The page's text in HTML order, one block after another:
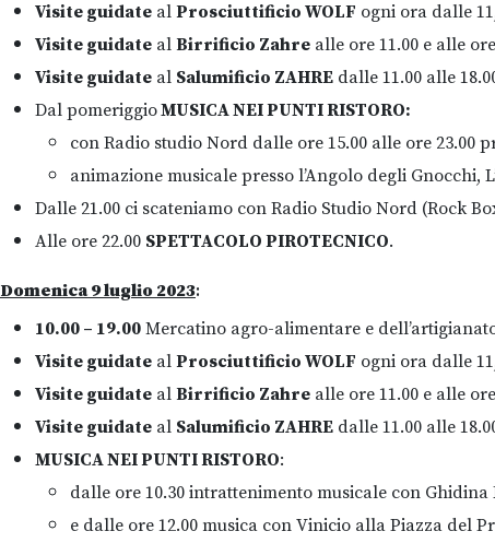
Visite guidate al Prosciuttificio WOLF ogni ora dalle
Visite guidate al Birrificio Zahre alle ore 11.00 e alle
Visite guidate al Salumificio ZAHRE dalle 11.00 alle
Dal pomeriggioMUSICA NEI PUNTI RISTORO:
con Radio studio Nord dalle ore 15.00 alle ore 23.00
animazione musicale presso l’Angolo degli Gnocchi,
Dalle 21.00 ci scateniamo con Radio Studio Nord (Rock
Alle ore 22.00 SPETTACOLO PIROTECNICO.
Domenica 9 luglio 2023:
10.00 – 19.00 Mercatino agro-alimentare e
Visite guidate al Prosciuttificio WOLF ogni ora dalle
Visite guidate al Birrificio Zahre alle ore 11.00 e alle
Visite guidate al Salumificio ZAHRE dalle 11.00 alle
MUSICA NEI PUNTI RISTORO:
dalle ore 10.30 intrattenimento musicale con
e dalle ore 12.00 musica con Vinicio alla Piazza del